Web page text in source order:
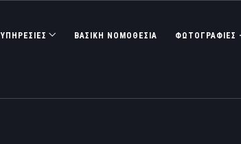
ΥΠΗΡΕΣΙΕΣ ΒΑΣΙΚΉ ΝΟΜΟΘΕΣΊΑ ΦΩΤΟΓΡΑΦΊΕΣ